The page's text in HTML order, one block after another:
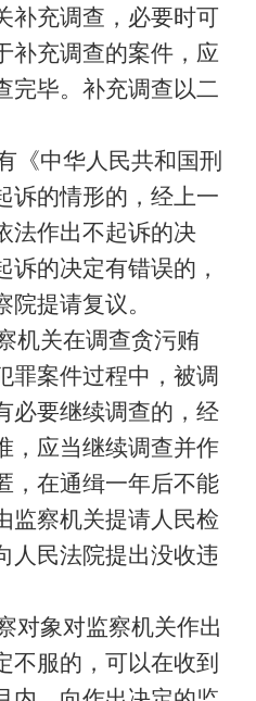
补充调查，必要时可
补充调查的案件，应
完毕。补充调查以二
《中华人民共和国刑
诉的情形的，经上一
法作出不起诉的决
诉的决定有错误的，
提请复议。
机关在调查贪污贿
罪案件过程中，被调
必要继续调查的，经
，应当继续调查并作
，在通缉一年后不能
监察机关提请人民检
人民法院提出没收违
象对监察机关作出
不服的，可以在收到